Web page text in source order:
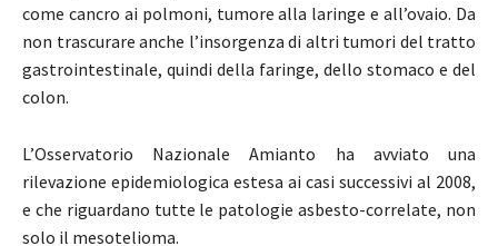
come cancro ai polmoni, tumore alla laringe e all’ovaio. Da
non trascurare anche l’insorgenza di altri tumori del tratto
gastrointestinale, quindi della faringe, dello stomaco e del
colon.
L’Osservatorio Nazionale Amianto ha avviato una
rilevazione epidemiologica estesa ai casi successivi al 2008,
e che riguardano tutte le patologie asbesto-correlate, non
solo il mesotelioma.